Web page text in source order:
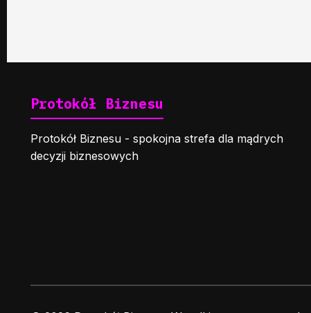
Protokół Biznesu
Protokół Biznesu - spokojna strefa dla mądrych
decyzji biznesowych